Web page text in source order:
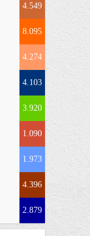
4.549
8.095
4.274
4.103
3.920
1.090
1.973
4.396
2.879